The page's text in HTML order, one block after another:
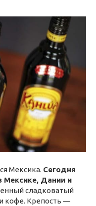
Мексика. Сегодня
Мексике, Дании и
сладковатый
кофе. Крепость —